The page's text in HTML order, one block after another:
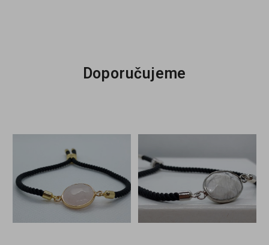
Doporučujeme